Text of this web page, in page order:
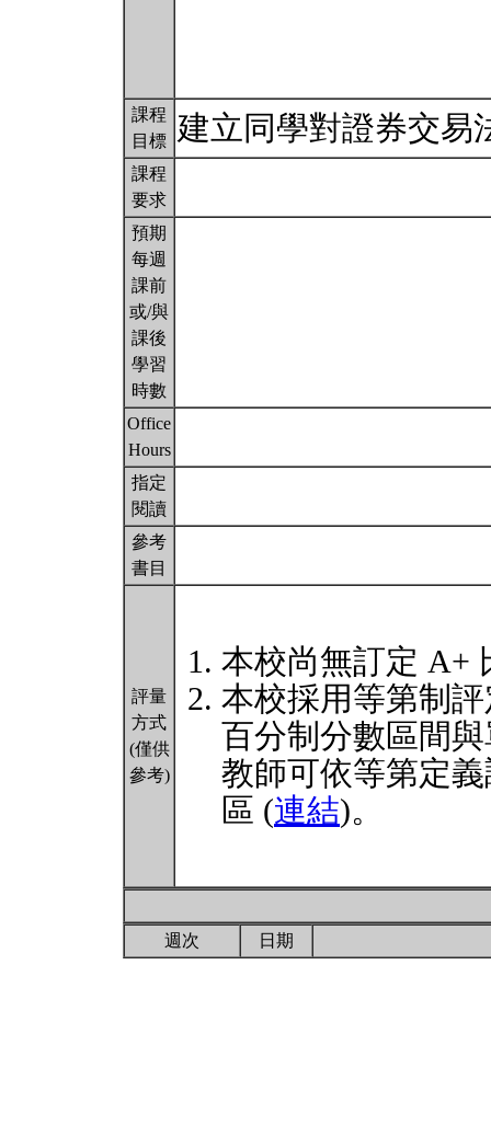
課程
目標
建立同學對證券交
課程
要求
預期
每週
課前
或/與
課後
學習
時數
Office
Hours
指定
閱讀
參考
書目
評量
方式
(僅供
參考)
本校尚無訂定 A+
本校採用等第制
百分制分數區間
教師可依等第定
區 (連結)。
週次 日期